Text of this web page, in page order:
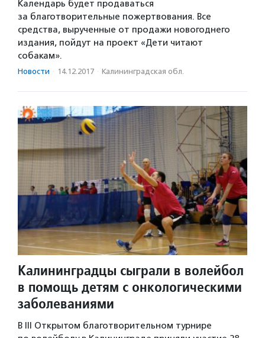
Календарь будет продаваться
за благотворительные пожертвования. Все
средства, вырученные от продажи новогоднего
издания, пойдут на проект «Дети читают
собакам».
Новости · 14.12.2017 · Калининградская обл.
Калининградцы сыграли в волейбол
в помощь детям с онкологическими
заболеваниями
В III Открытом благотворительном турнире